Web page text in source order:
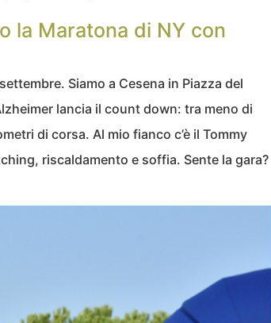
la Maratona di NY con
Siamo a Cesena in Piazza del
lancia il count down: tra meno di
di corsa. Al mio fianco c’è il Tommy
riscaldamento e soffia. Sente la gara?